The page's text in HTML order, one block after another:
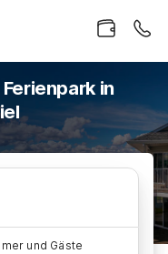
in
und Gäste